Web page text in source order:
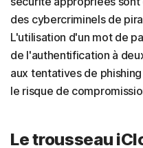
des cybercriminels de
L'utilisation d'un mot de
de l'authentification à
aux tentatives de
le risque de
Le trousseau